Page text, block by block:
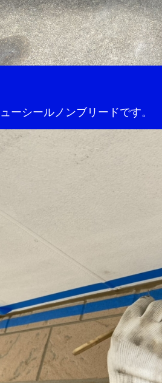
ーシールノンブリードです。